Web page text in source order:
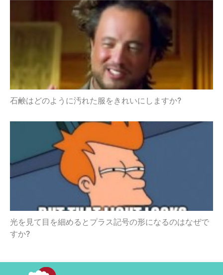
石鹸はどのように汚れた服をきれいにしますか?
光を見て目を細めるとプラス記号の形になるのはなぜで
すか?